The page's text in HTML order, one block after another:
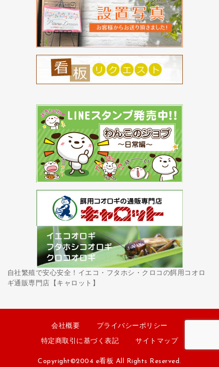
自社繁殖で安心安全！イエコ・フタホシ・クロコの餌用コオロ
ギ通販専門店【キャロット】
会社概要 プライバシーポリシー
特定商取引に基づく表記 サイトマップ
Copyright©2004 e看板 All Rights Reserved.